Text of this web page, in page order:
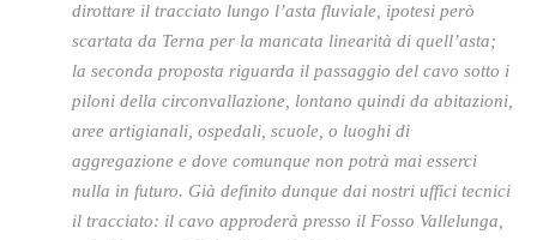
dirottare il tracciato lungo l’asta fluviale, ipotesi però
scartata da Terna per la mancata linearità di quell’asta;
la seconda proposta riguarda il passaggio del cavo sotto i
piloni della circonvallazione, lontano quindi da abitazioni,
aree artigianali, ospedali, scuole, o luoghi di
aggregazione e dove comunque non potrà mai esserci
nulla in futuro. Già definito dunque dai nostri uffici tecnici
il tracciato: il cavo approderà presso il Fosso Vallelunga,